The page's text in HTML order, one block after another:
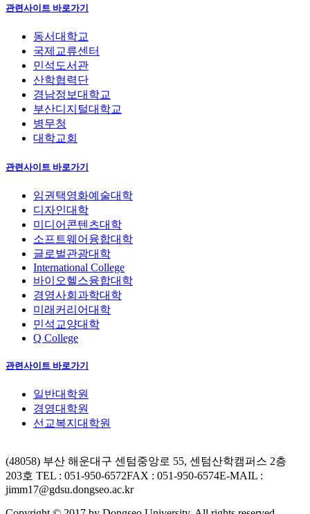
관련사이트 바로가기
동서대학교
국제교류센터
민석도서관
산학협력단
경남정보대학교
부산디지털대학교
병무청
대학교회
관련사이트 바로가기
임권택영화예술대학
디자인대학
미디어콘텐츠대학
소프트웨어융합대학
글로벌관광대학
International College
바이오헬스융합대학
경영사회과학대학
미래커리어대학
민석교양대학
Q College
관련사이트 바로가기
일반대학원
경영대학원
선교복지대학원
(48058) 부산 해운대구 센텀중앙로 55, 센텀산학캠퍼스 2층
203호 TEL : 051-950-6572FAX : 051-950-6574E-MAIL :
jimm17@gdsu.dongseo.ac.kr